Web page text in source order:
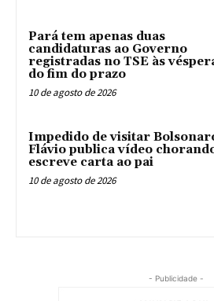
Pará tem apenas duas
candidaturas ao Governo
registradas no TSE às
do fim do prazo
10 de agosto de 2026
Impedido de visitar
Flávio publica vídeo
escreve carta ao pai
10 de agosto de 2026
- Publicidade -